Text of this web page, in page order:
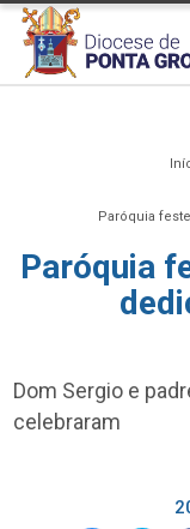
Paróquia
Paróquia
Dom Sergio e
celebraram